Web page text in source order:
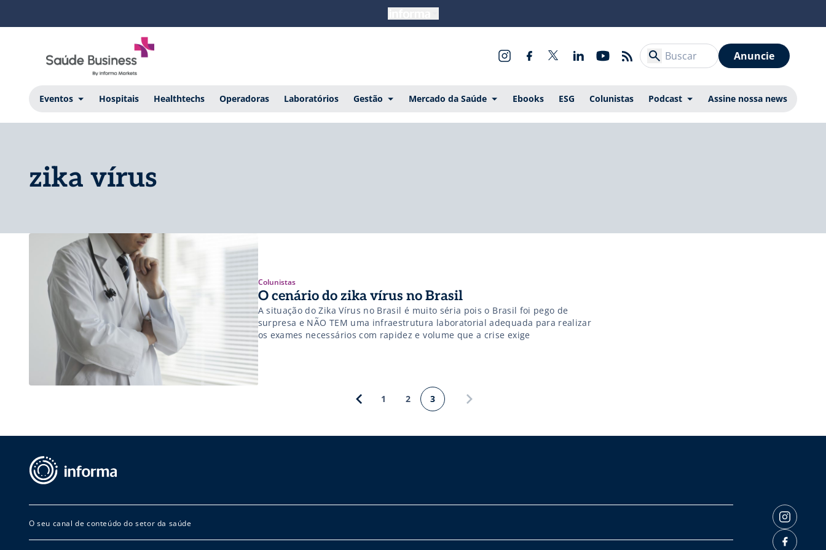
Anuncie
Eventos Hospitais Healthtechs Operadoras Laboratórios Gestão Mercado da Saúde Ebooks ESG Colunistas Podcast Assine nossa news
zika vírus
Colunistas
O cenário do zika vírus no Brasil
A situação do Zika Vírus no Brasil é muito séria pois o Brasil foi pego de
surpresa e NÃO TEM uma infraestrutura laboratorial adequada para realizar
os exames necessários com rapidez e volume que a crise exige
1 2 3
O seu canal de conteúdo do setor da saúde